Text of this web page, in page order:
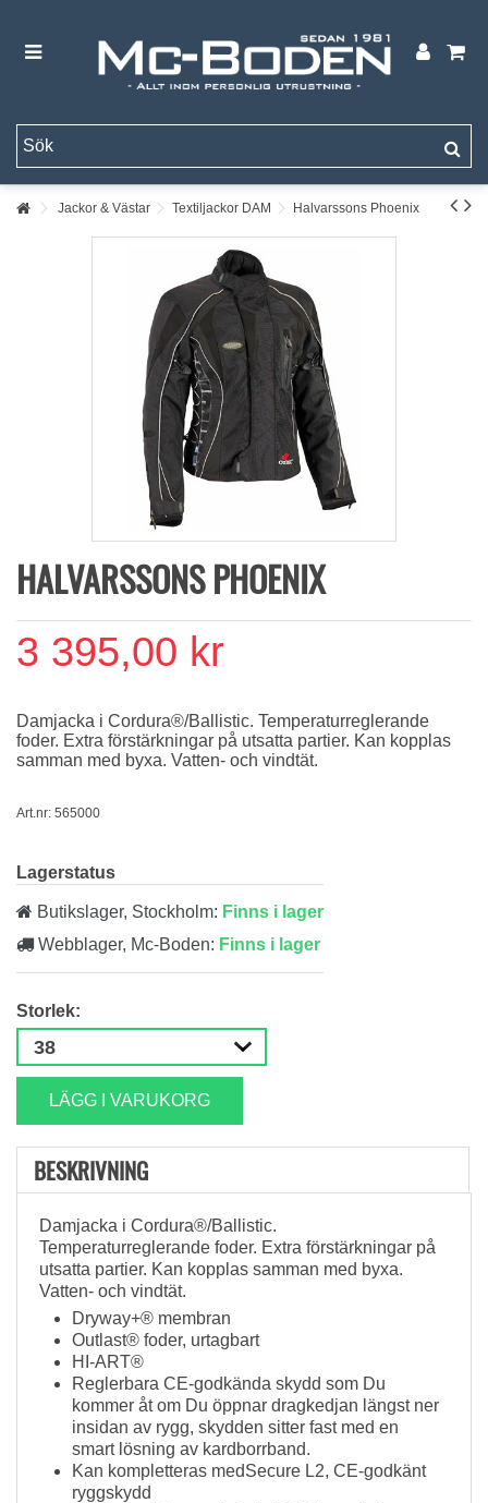
Jackor & Västar Textiljackor DAM Halvarssons Phoenix
HALVARSSONS PHOENIX
3 395,00 kr
Damjacka i Cordura®/Ballistic. Temperaturreglerande
foder. Extra förstärkningar på utsatta partier. Kan kopplas
samman med byxa. Vatten- och vindtät.
Art.nr: 565000
Lagerstatus
Butikslager, Stockholm: Finns i lager
Webblager, Mc-Boden: Finns i lager
Storlek:
LÄGG I VARUKORG
BESKRIVNING
Damjacka i Cordura®/Ballistic.
Temperaturreglerande foder. Extra förstärkningar på
utsatta partier. Kan kopplas samman med byxa.
Vatten- och vindtät.
Dryway+® membran
Outlast® foder, urtagbart
HI-ART®
Reglerbara CE-godkända skydd som Du
kommer åt om Du öppnar dragkedjan längst ner
insidan av rygg, skydden sitter fast med en
smart lösning av kardborrband.
Kan kompletteras medSecure L2, CE-godkänt
ryggskydd